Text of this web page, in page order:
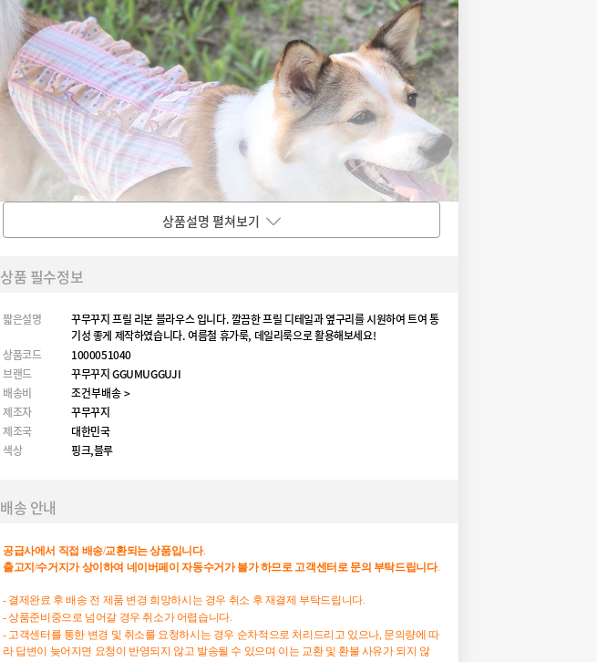
상품설명 펼쳐보기
상품 필수정보
짧은설명
꾸무꾸지 프릴 리본 블라우스 입니다. 깔끔한 프릴 디테일과 옆구리를 시원하여 트여 통
기성 좋게 제작하였습니다. 여름철 휴가룩, 데일리룩으로 활용해보세요!
상품코드
1000051040
브랜드
꾸무꾸지 GGUMUGGUJI
배송비
조건부배송 >
제조자
꾸무꾸지
제조국
대한민국
색상
핑크,블루
배송 안내
공급사에서 직접 배송/교환되는상품입니다.
출고지 /수거지가 상이하여 네이버페이 자동수거가 불가하므로고객센터로문의 부탁드립니다.
- 결제완료 후 배송 전 제품 변경 희망하시는 경우 취소 후 재결제 부탁드립니다.
- 상품준비중으로 넘어갈 경우 취소가 어렵습니다.
- 고객센터를 통한 변경 및 취소를 요청하시는 경우 순차적으로 처리드리고 있으나, 문의량에 따
라 답변이 늦어지면 요청이 반영되지 않고 발송될 수 있으며 이는 교환 및 환불 사유가 되지 않